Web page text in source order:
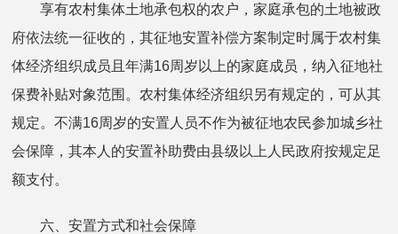
享有农村集体土地承包权的农户，家庭承包的土地被政
府依法统一征收的，其征地安置补偿方案制定时属于农村集
体经济组织成员且年满16周岁以上的家庭成员，纳入征地社
保费补贴对象范围。农村集体经济组织另有规定的，可从其
规定。不满16周岁的安置人员不作为被征地农民参加城乡社
会保障，其本人的安置补助费由县级以上人民政府按规定足
额支付。
六、安置方式和社会保障